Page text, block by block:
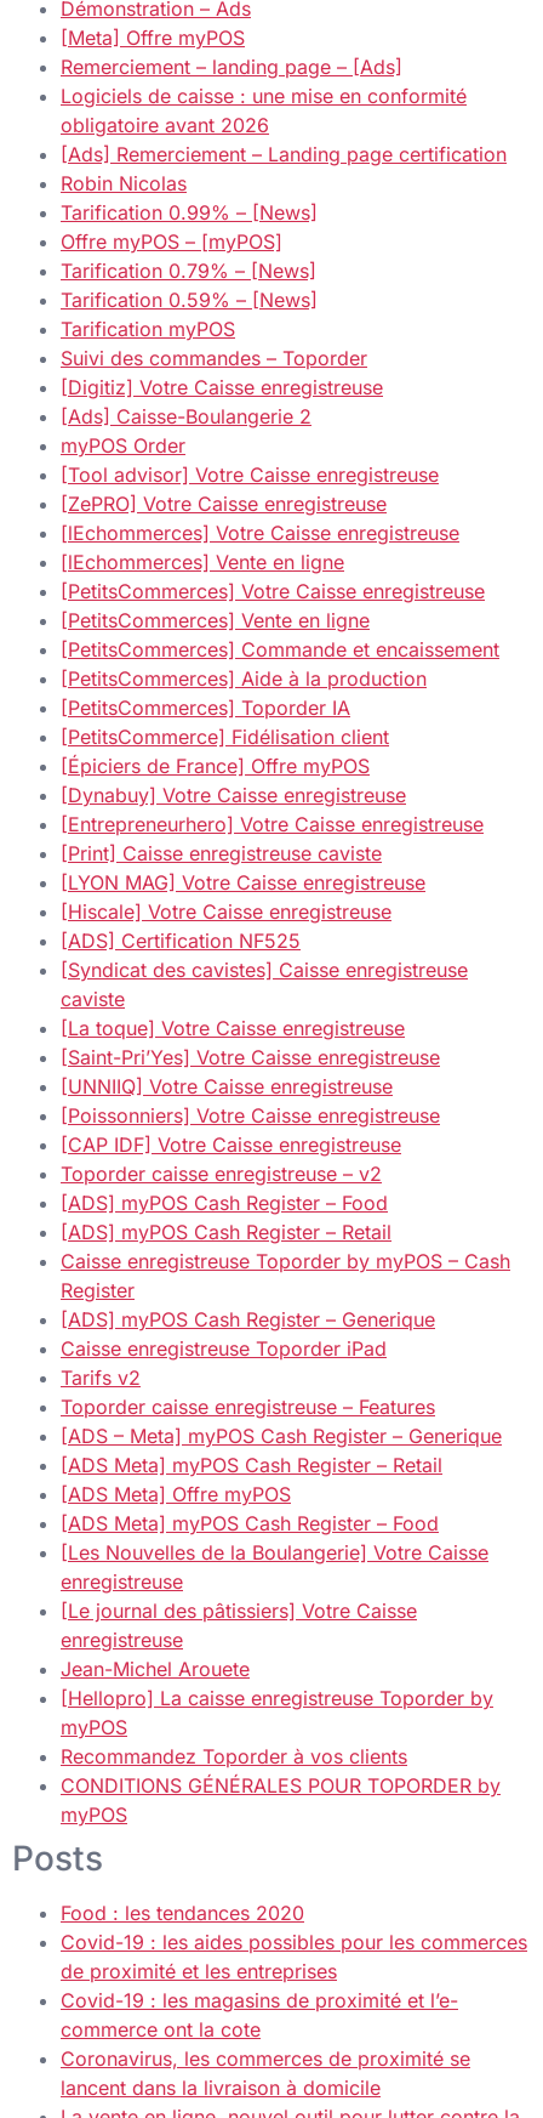
Démonstration – Ads
[Meta] Offre myPOS
Remerciement – landing page – [Ads]
Logiciels de caisse : une mise en conformité
obligatoire avant 2026
[Ads] Remerciement – Landing page certification
Robin Nicolas
Tarification 0.99% – [News]
Offre myPOS – [myPOS]
Tarification 0.79% – [News]
Tarification 0.59% – [News]
Tarification myPOS
Suivi des commandes – Toporder
[Digitiz] Votre Caisse enregistreuse
[Ads] Caisse-Boulangerie 2
myPOS Order
[Tool advisor] Votre Caisse enregistreuse
[ZePRO] Votre Caisse enregistreuse
[lEchommerces] Votre Caisse enregistreuse
[lEchommerces] Vente en ligne
[PetitsCommerces] Votre Caisse enregistreuse
[PetitsCommerces] Vente en ligne
[PetitsCommerces] Commande et encaissement
[PetitsCommerces] Aide à la production
[PetitsCommerces] Toporder IA
[PetitsCommerce] Fidélisation client
[Épiciers de France] Offre myPOS
[Dynabuy] Votre Caisse enregistreuse
[Entrepreneurhero] Votre Caisse enregistreuse
[Print] Caisse enregistreuse caviste
[LYON MAG] Votre Caisse enregistreuse
[Hiscale] Votre Caisse enregistreuse
[ADS] Certification NF525
[Syndicat des cavistes] Caisse enregistreuse
caviste
[La toque] Votre Caisse enregistreuse
[Saint-Pri’Yes] Votre Caisse enregistreuse
[UNNIIQ] Votre Caisse enregistreuse
[Poissonniers] Votre Caisse enregistreuse
[CAP IDF] Votre Caisse enregistreuse
Toporder caisse enregistreuse – v2
[ADS] myPOS Cash Register – Food
[ADS] myPOS Cash Register – Retail
Caisse enregistreuse Toporder by myPOS – Cash
Register
[ADS] myPOS Cash Register – Generique
Caisse enregistreuse Toporder iPad
Tarifs v2
Toporder caisse enregistreuse – Features
[ADS – Meta] myPOS Cash Register – Generique
[ADS Meta] myPOS Cash Register – Retail
[ADS Meta] Offre myPOS
[ADS Meta] myPOS Cash Register – Food
[Les Nouvelles de la Boulangerie] Votre Caisse
enregistreuse
[Le journal des pâtissiers] Votre Caisse
enregistreuse
Jean-Michel Arouete
[Hellopro] La caisse enregistreuse Toporder by
myPOS
Recommandez Toporder à vos clients
CONDITIONS GÉNÉRALES POUR TOPORDER by
myPOS
Posts
Food : les tendances 2020
Covid-19 : les aides possibles pour les commerces
de proximité et les entreprises
Covid-19 : les magasins de proximité et l’e-
commerce ont la cote
Coronavirus, les commerces de proximité se
lancent dans la livraison à domicile